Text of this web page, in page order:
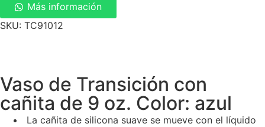
Más información
SKU: TC91012
Vaso de Transición con
cañita de 9 oz. Color: azul
La cañita de silicona suave se mueve con el líquido